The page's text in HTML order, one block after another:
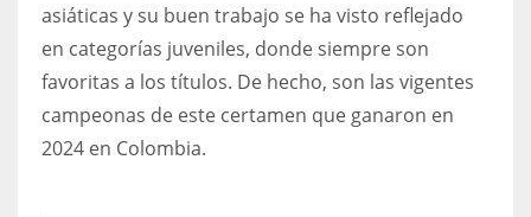
NE
16
OAK
asiáticas y su buen trabajo se ha visto reflejado
en categorías juveniles, donde siempre son
favoritas a los títulos. De hecho, son las vigentes
campeonas de este certamen que ganaron en
2024 en Colombia.